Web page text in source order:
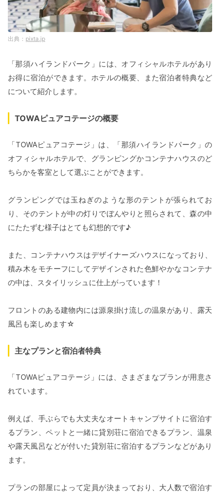
pixta.jp
「那須ハイランドパーク」には、オフィシャルホテルがあり
お得に宿泊ができます。ホテルの概要、また宿泊者特典など
について紹介します。
TOWAピュアコテージの概要
「TOWAピュアコテージ」は、「那須ハイランドパーク」の
オフィシャルホテルで、グランピングかコンテナハウスのど
ちらかを客室として選ぶことができます。
グランピングでは玉ねぎのような形のテントが張られてお
り、そのテントが中の灯りでぼんやりと照らされて、森の中
にたたずむ様子はとても幻想的です♪
また、コンテナハウスはデザイナーズハウスになっており、
積み木をモチーフにしてデザインされた色鮮やかなコンテナ
の中は、スタイリッシュに仕上がっています！
フロントのある建物内には源泉掛け流しの温泉があり、露天
風呂も楽しめます☆
主なプランと宿泊者特典
「TOWAピュアコテージ」には、さまざまなプランが用意さ
れています。
例えば、手ぶらでも大丈夫なオートキャンプサイトに宿泊す
るプラン、ペットと一緒に貸別荘に宿泊できるプラン、温泉
や露天風呂などが付いた貸別荘に宿泊するプランなどがあり
ます。
プランの部屋によって定員が決まっており、大人数で宿泊す